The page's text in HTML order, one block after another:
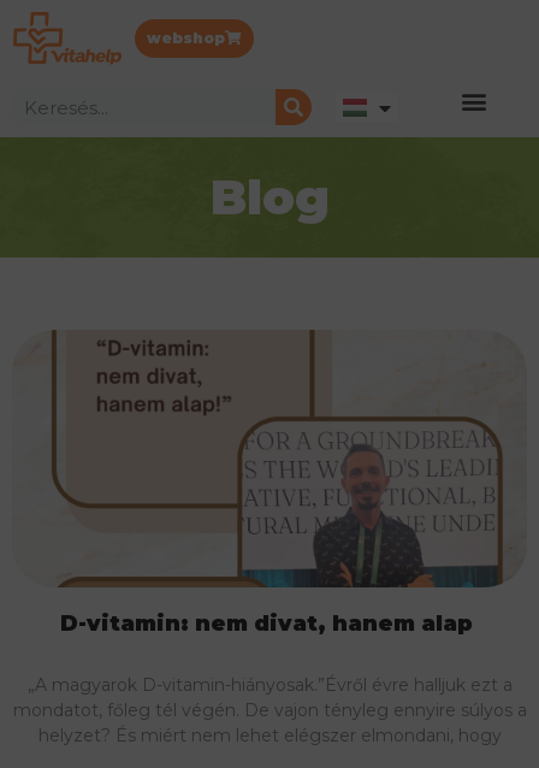
webshop
Blog
D-vitamin: nem divat, hanem alap
„A magyarok D-vitamin-hiányosak.”Évről évre halljuk ezt a
mondatot, főleg tél végén. De vajon tényleg ennyire súlyos a
helyzet? És miért nem lehet elégszer elmondani, hogy